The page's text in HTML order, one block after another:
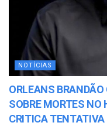
NOTÍCIAS
ORLEANS
SOBRE MORTES NO
CRITICA TENTATIVA